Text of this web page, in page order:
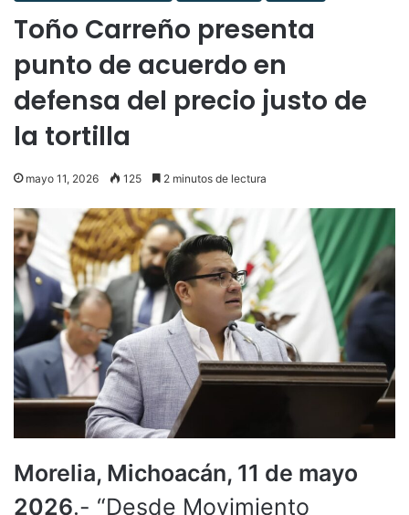
Toño Carreño presenta
punto de acuerdo en
defensa del precio justo de
la tortilla
mayo 11, 2026 125 2 minutos de lectura
Morelia, Michoacán, 11 de mayo
2026.- “Desde Movimiento